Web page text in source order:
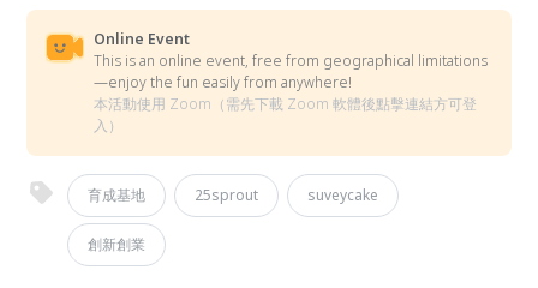
Online Event
This is an online event, free from geographical limitations
—enjoy the fun easily from anywhere!
本活動使用 Zoom（需先下載 Zoom 軟體後點擊連結方可登
入）
育成基地 25sprout suveycake
創新創業